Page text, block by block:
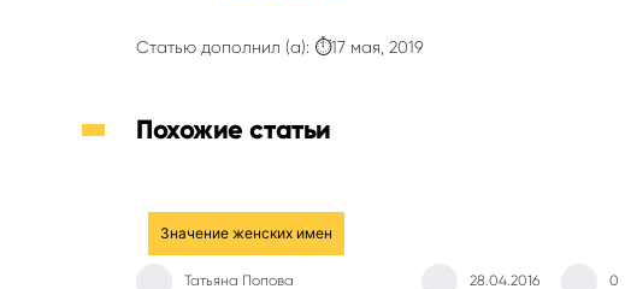
Статью дополнил (а): ⏱17 мая, 2019
Похожие статьи
Значение женских имен
Татьяна Попова 28.04.2016 0